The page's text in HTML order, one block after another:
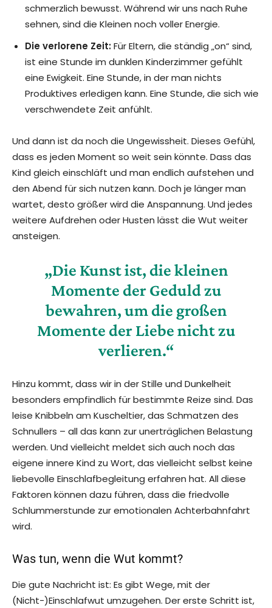
schmerzlich bewusst. Während wir uns nach Ruhe
sehnen, sind die Kleinen noch voller Energie.
Die verlorene Zeit:Für Eltern, die ständig „on“ sind,
ist eine Stunde im dunklen Kinderzimmer gefühlt
eine Ewigkeit. Eine Stunde, in der man nichts
Produktives erledigen kann. Eine Stunde, die sich wie
verschwendete Zeit anfühlt.
Und dann ist da noch die Ungewissheit. Dieses Gefühl,
dass es jeden Moment so weit sein könnte. Dass das
Kind gleich einschläft und man endlich aufstehen und
den Abend für sich nutzen kann. Doch je länger man
wartet, desto größer wird die Anspannung. Und jedes
weitere Aufdrehen oder Husten lässt die Wut weiter
ansteigen.
„Die Kunst ist, die kleinen
Momente der Geduld zu
bewahren, um die großen
Momente der Liebe nicht zu
verlieren.“
Hinzu kommt, dass wir in der Stille und Dunkelheit
besonders empfindlich für bestimmte Reize sind. Das
leise Knibbeln am Kuscheltier, das Schmatzen des
Schnullers – all das kann zur unerträglichen Belastung
werden. Und vielleicht meldet sich auch noch das
eigene innere Kind zu Wort, das vielleicht selbst keine
liebevolle Einschlafbegleitung erfahren hat. All diese
Faktoren können dazu führen, dass die friedvolle
Schlummerstunde zur emotionalen Achterbahnfahrt
wird.
Was tun, wenn die Wut kommt?
Die gute Nachricht ist: Es gibt Wege, mit der
(Nicht-)Einschlafwut umzugehen. Der erste Schritt ist,